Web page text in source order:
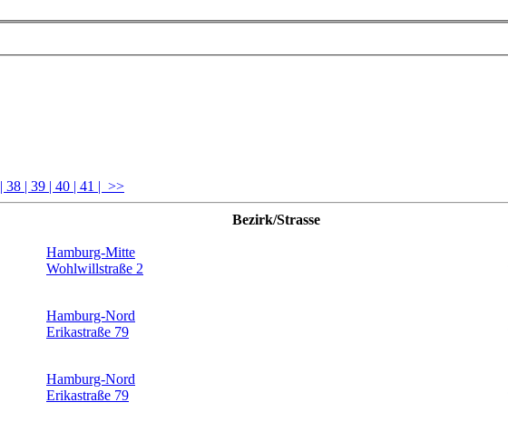
| 38 | 39 | 40 | 41 | >>
Bezirk/Strasse
Hamburg-Mitte
Wohlwillstraße 2
Hamburg-Nord
Erikastraße 79
Hamburg-Nord
Erikastraße 79